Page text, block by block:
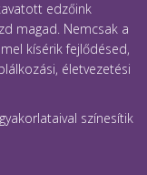
edzőink
magad. Nemcsak a
kísérik fejlődésed,
életvezetési
színesítik